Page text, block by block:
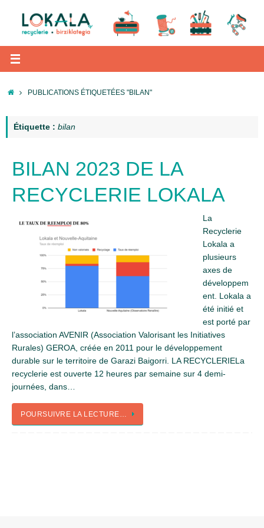
contenu
ACCUEIL
PUBLICATIONS ÉTIQUETÉES "BILAN"
Étiquette : bilan
BILAN 2023 DE LA
RECYCLERIE LOKALA
La
Recyclerie
Lokala a
plusieurs
axes de
développem
ent. Lokala a
été initié et
est porté par
l’association AVENIR (Association Valorisant les Initiatives
Rurales) GEROA, créée en 2011 pour le développement
durable sur le territoire de Garazi Baigorri. LA RECYCLERIELa
recyclerie est ouverte 12 heures par semaine sur 4 demi-
journées, dans…
POURSUIVRE LA LECTURE…